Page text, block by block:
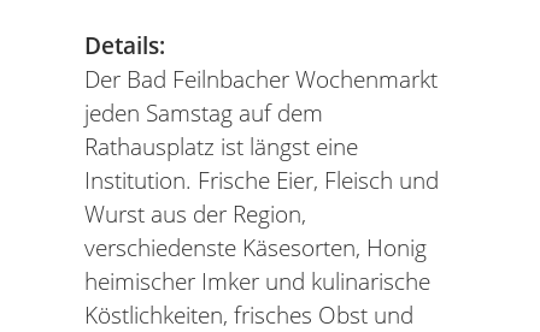
Details:
Der Bad Feilnbacher Wochenmarkt
jeden Samstag auf dem
Rathausplatz ist längst eine
Institution. Frische Eier, Fleisch und
Wurst aus der Region,
verschiedenste Käsesorten, Honig
heimischer Imker und kulinarische
Köstlichkeiten, frisches Obst und